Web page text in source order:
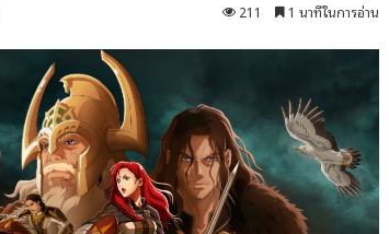
211 1 นาทีในการอ่าน